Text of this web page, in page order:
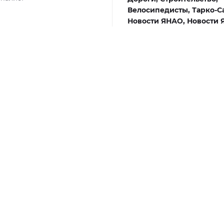
Велосипедисты, Тарко-
Новости ЯНАО, Новости